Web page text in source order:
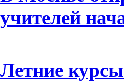
учителей
Летние